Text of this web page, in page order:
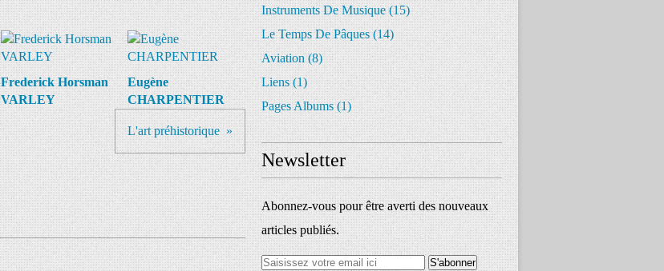
Frederick Horsman
VARLEY
Eugène
CHARPENTIER
L'art préhistorique
Instruments De Musique(15)
Le Temps De Pâques(14)
Aviation(8)
Liens(1)
Pages Albums(1)
Newsletter
Abonnez-vous pour être averti des nouveaux
articles publiés.